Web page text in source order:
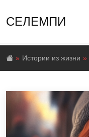
СЕЛЕМПИ
Истории из жизни